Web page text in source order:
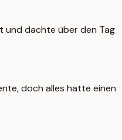
und dachte über den Tag
doch alles hatte einen